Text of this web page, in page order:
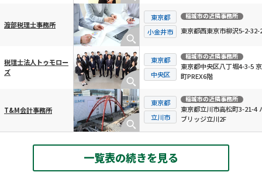
渡部税理士事務所
東京都
小金井市
稲城市の近隣事務所
東京都西東京市柳沢5-2-32-
税理士法人トゥモロー
ズ
東京都
中央区
稲城市の近隣事務所
東京都中央区八丁堀4-3-5
町PREX6階
T&M会計事務所
東京都
立川市
稲城市の近隣事務所
東京都立川市高松町3-21-4
ブリッジ立川2F
一覧表の続きを見る